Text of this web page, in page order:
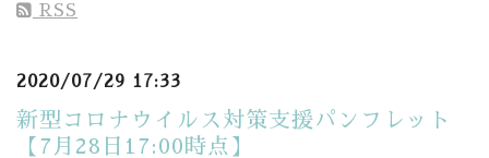
RSS
2020/07/29 17:33
新型コロナウイルス対策支援パンフレット
【7月28日17:00時点】